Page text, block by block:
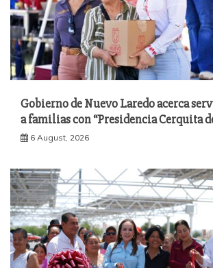
Gobierno de Nuevo Laredo acerca
a familias con “Presidencia Cerquita
6 August, 2026